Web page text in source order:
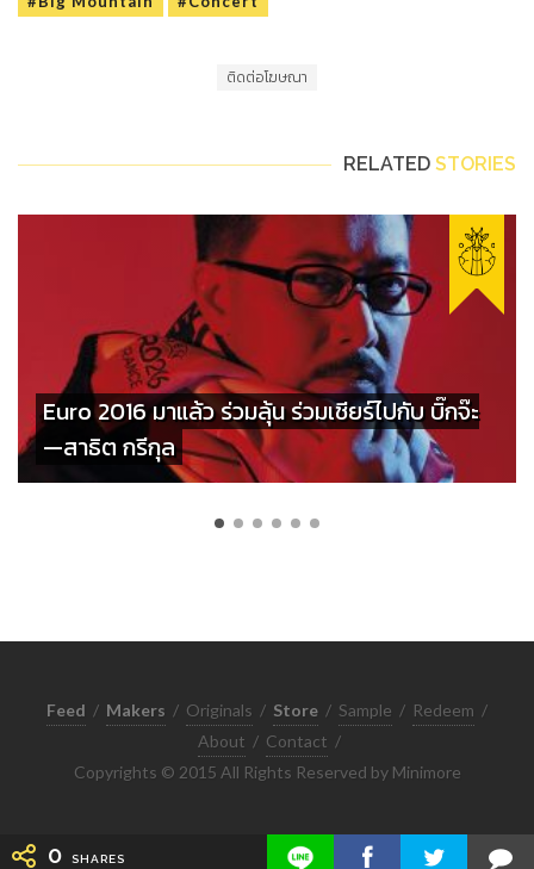
ติดต่อโฆษณา
RELATED STORIES
Euro 2016 มาแล้ว ร่วมลุ้น ร่วมเชียร์ไปกับ บิ๊กจ๊ะ
—สาธิต กรีกุล
0 SHARES
Feed / Makers / Originals / Store / Sample / Redeem /
About / Contact /
Copyrights © 2015 All Rights Reserved by Minimore